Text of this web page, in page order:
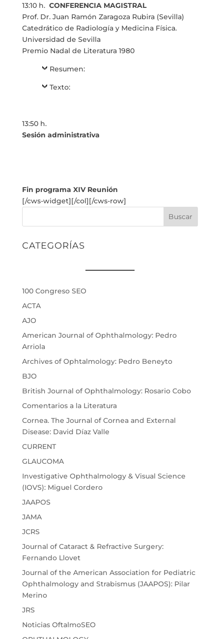
13:10 h. CONFERENCIA MAGISTRAL
Prof. Dr. Juan Ramón Zaragoza Rubira (Sevilla)
Catedrático de Radiología y Medicina Física.
Universidad de Sevilla
Premio Nadal de Literatura 1980
Resumen:
Texto:
13:50 h.
Sesión administrativa
Fin programa XIV Reunión
[/cws-widget][/col][/cws-row]
Buscar
CATEGORÍAS
100 Congreso SEO
ACTA
AJO
American Journal of Ophthalmology: Pedro
Arriola
Archives of Ophtalmology: Pedro Beneyto
BJO
British Journal of Ophthalmology: Rosario Cobo
Comentarios a la Literatura
Cornea. The Journal of Cornea and External
Disease: David Díaz Valle
CURRENT
GLAUCOMA
Investigative Ophthalmology & Visual Science
(IOVS): Miguel Cordero
JAAPOS
JAMA
JCRS
Journal of Cataract & Refractive Surgery:
Fernando Llovet
Journal of the American Association for Pediatric
Ophthalmology and Strabismus (JAAPOS): Pilar
Merino
JRS
Noticias OftalmoSEO